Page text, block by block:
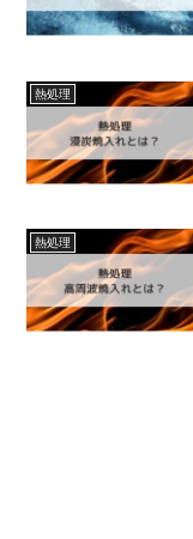
熱処理
熱処理